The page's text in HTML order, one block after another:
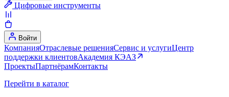
Цифровые инструменты
Войти
КомпанияОтраслевые решенияСервис и услугиЦентр
поддержки клиентовАкадемия КЭАЗ
ПроектыПартнёрамКонтакты
Перейти в каталог